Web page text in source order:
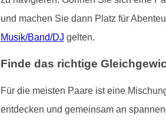
und machen Sie dann Platz für
Musik/Band/DJ gelten.
Finde das richtige
Für die meisten Paare ist eine
entdecken und gemeinsam an